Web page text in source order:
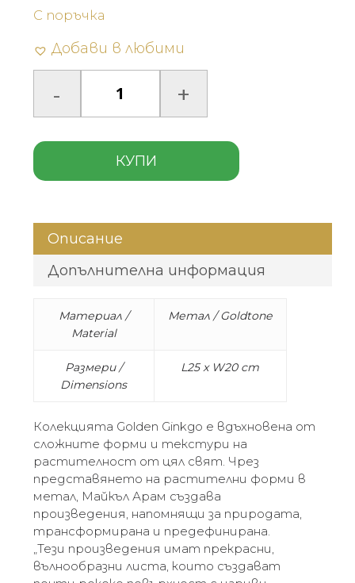
С поръчка
Добави в любими
КУПИ
Описание
Допълнителна информация
Материал /
Material
Метал / Goldtone
Размери /
Dimensions
L25 x W20 cm
Колекцията Golden Ginkgo е вдъхновена от
сложните форми и текстури на
растителност от цял свят. Чрез
представянето на растителни форми в
метал, Майкъл Арам създава
произведения, напомнящи за природата,
трансформирана и предефинирана.
„Тези произведения имат прекрасни,
вълнообразни листа, които създават